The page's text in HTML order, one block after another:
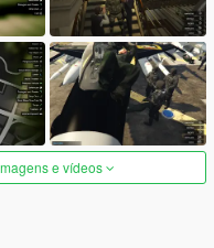
e vídeos